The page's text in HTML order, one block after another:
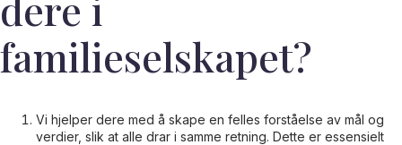
familieselskapet?
Vi hjelper dere med å skape en felles forståelse av mål og
verdier, slik at alle drar i samme retning. Dette er essensielt